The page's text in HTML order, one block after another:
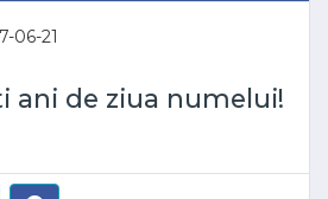
06-21
ani de ziua numelui!